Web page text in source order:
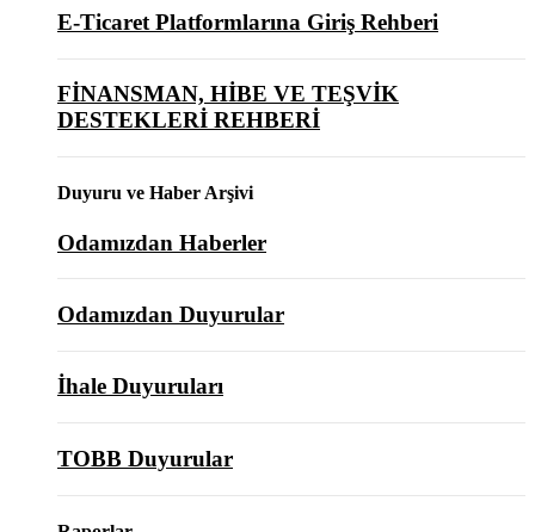
E-Ticaret Platformlarına Giriş Rehberi
FİNANSMAN, HİBE VE TEŞVİK
DESTEKLERİ REHBERİ
Duyuru ve Haber Arşivi
Odamızdan Haberler
Odamızdan Duyurular
İhale Duyuruları
TOBB Duyurular